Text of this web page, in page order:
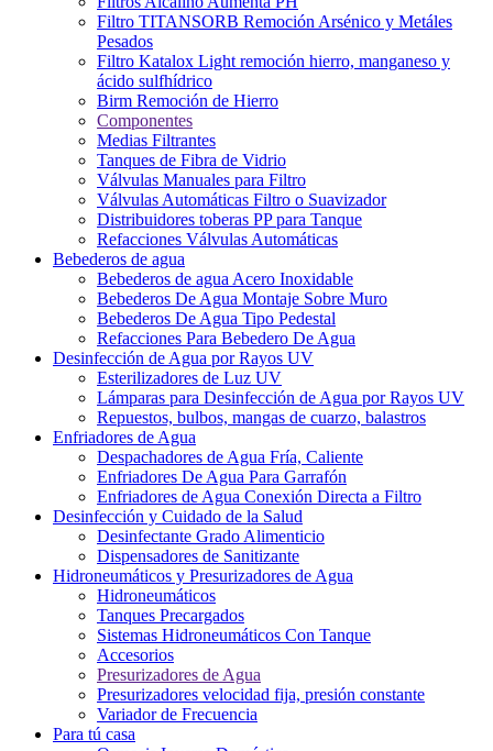
Filtro TITANSORB Remoción Arsénico y Metáles
Pesados
Filtro Katalox Light remoción hierro, manganeso y
ácido sulfhídrico
Birm Remoción de Hierro
Componentes
Medias Filtrantes
Tanques de Fibra de Vidrio
Válvulas Manuales para Filtro
Válvulas Automáticas Filtro o Suavizador
Distribuidores toberas PP para Tanque
Refacciones Válvulas Automáticas
Bebederos de agua
Bebederos de agua Acero Inoxidable
Bebederos De Agua Montaje Sobre Muro
Bebederos De Agua Tipo Pedestal
Refacciones Para Bebedero De Agua
Desinfección de Agua por Rayos UV
Esterilizadores de Luz UV
Lámparas para Desinfección de Agua por Rayos UV
Repuestos, bulbos, mangas de cuarzo, balastros
Enfriadores de Agua
Despachadores de Agua Fría, Caliente
Enfriadores De Agua Para Garrafón
Enfriadores de Agua Conexión Directa a Filtro
Desinfección y Cuidado de la Salud
Desinfectante Grado Alimenticio
Dispensadores de Sanitizante
Hidroneumáticos y Presurizadores de Agua
Hidroneumáticos
Tanques Precargados
Sistemas Hidroneumáticos Con Tanque
Accesorios
Presurizadores de Agua
Presurizadores velocidad fija, presión constante
Variador de Frecuencia
Para tú casa